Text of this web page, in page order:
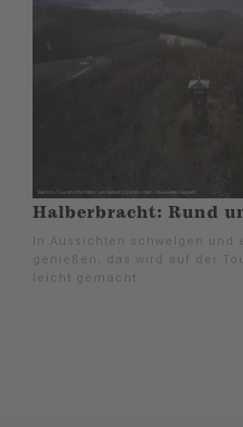
Halberbracht: Rund
In Aussichten schwelgen und
genießen, das wird auf der
leicht gemacht.